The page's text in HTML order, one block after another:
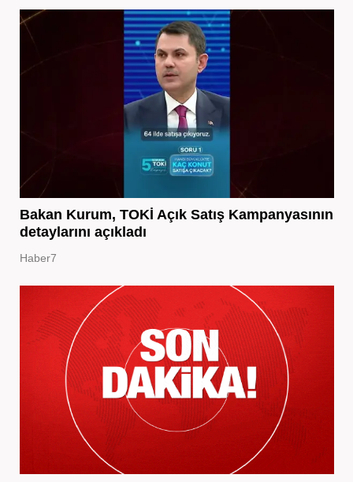
Bakan Kurum, TOKİ Açık Satış Kampanyasının
detaylarını açıkladı
Haber7